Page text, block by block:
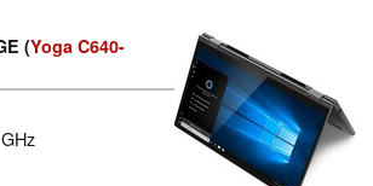
(Yoga C640-